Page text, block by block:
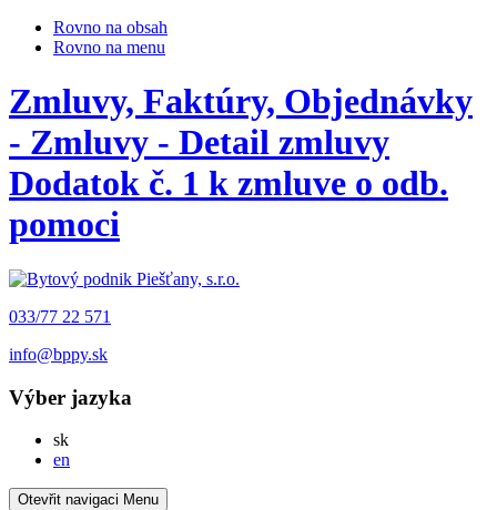
Rovno na obsah
Rovno na menu
Zmluvy, Faktúry, Objednávky
- Zmluvy - Detail zmluvy
Dodatok č. 1 k zmluve o odb.
pomoci
033/77 22 571
info@bppy.sk
Výber jazyka
skSlovensky
en
Otevřit navigaci Menu